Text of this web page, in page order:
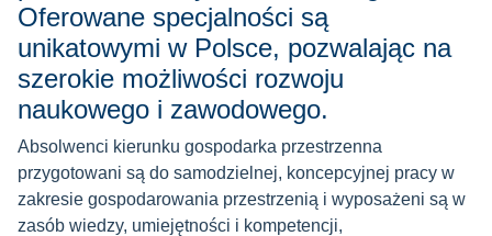
Oferowane specjalności są
unikatowymi w Polsce, pozwalając na
szerokie możliwości rozwoju
naukowego i zawodowego.
Absolwenci kierunku gospodarka przestrzenna
przygotowani są do samodzielnej, koncepcyjnej pracy w
zakresie gospodarowania przestrzenią i wyposażeni są w
zasób wiedzy, umiejętności i kompetencji,